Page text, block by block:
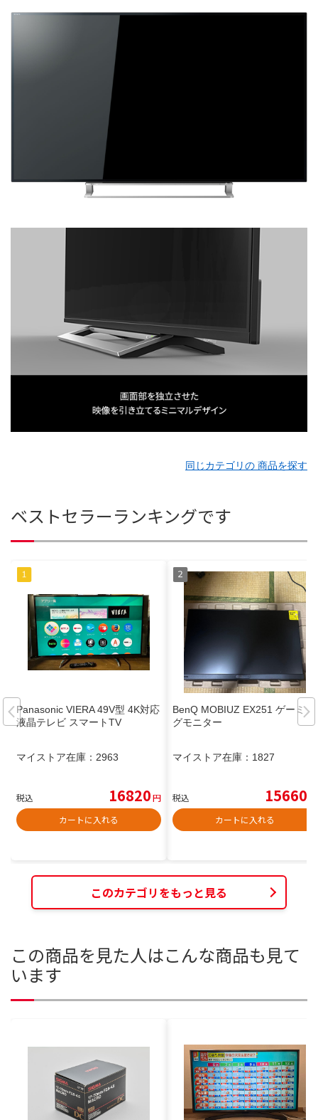
同じカテゴリの 商品を探す
ベストセラーランキングです
Panasonic VIERA 49V型 4K対応
液晶テレビ スマートTV
マイストア在庫： 2963
税込 16820円
カートに入れる
BenQ MOBIUZ EX251 ゲーミン
グモニター
マイストア在庫： 1827
税込 15660
カートに入れる
このカテゴリをもっと見る
この商品を見た人はこんな商品も見て
います